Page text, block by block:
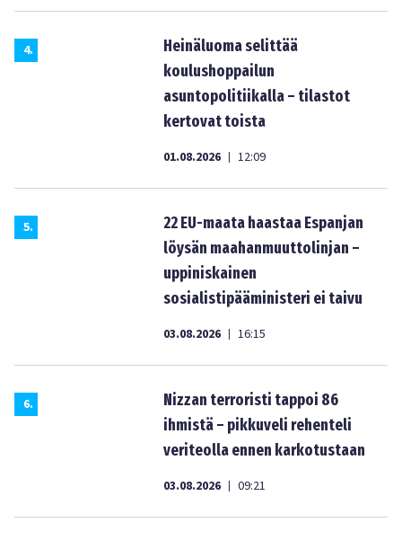
4.
Heinäluoma selittää
koulushoppailun
asuntopolitiikalla – tilastot
kertovat toista
01.08.2026 | 12:09
5.
22 EU-maata haastaa Espanjan
löysän maahanmuuttolinjan –
uppiniskainen
sosialistipääministeri ei taivu
03.08.2026 | 16:15
6.
Nizzan terroristi tappoi 86
ihmistä – pikkuveli rehenteli
veriteolla ennen karkotustaan
03.08.2026 | 09:21